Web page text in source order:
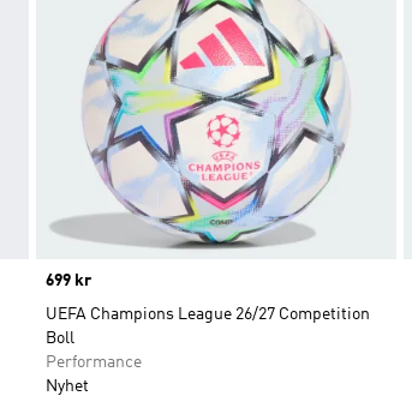
Price
699 kr
UEFA Champions League 26/27 Competition
Boll
Performance
Nyhet